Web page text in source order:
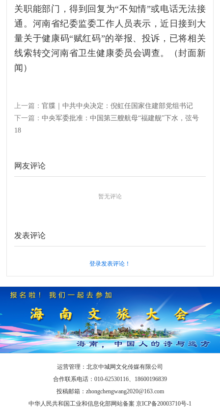
关职能部门，得到回复为“不知情”或电话无法接
通。河南省纪委监委工作人员表示，近日接到大
量关于健康码“赋红码”的举报、投诉，已将相关
线索转交河南省卫生健康委员会调查。（封面新
闻）
上一篇：官牒｜中共中央决定：倪虹任国家住建部党组书记
下一篇：中央军委批准：中国第三艘航母“福建舰”下水，弦号
18
网友评论
暂无评论
发表评论
登录发表评论！
运营管理：北京中城网文化传媒有限公司
合作联系电话：010-62530116、18600196839
投稿邮箱：zhongchengwang2020@163.com
中华人民共和国工业和信息化部网站备案 京ICP备20003710号-1